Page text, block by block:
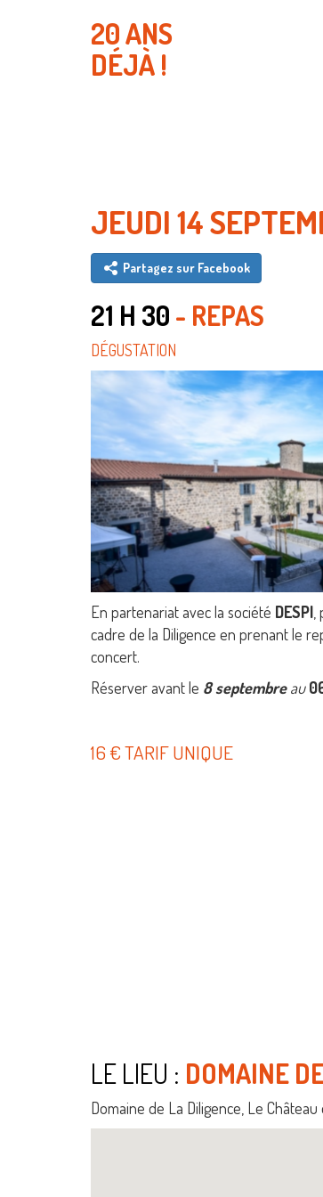
20 ANS
DÉJÀ !
JEUDI 14
Partagez sur Facebook
21 H 30 - REPAS
DÉGUSTATION
En partenariat avec la société DESPI
cadre de la Diligence en prenant le
concert.
Réserver avant le 8 septembreau
16 € TARIF UNIQUE
LE LIEU : DOMAINE
Domaine de La Diligence, Le